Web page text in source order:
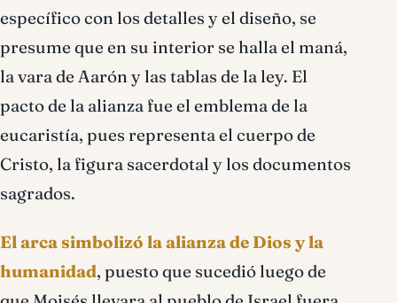
específico con los detalles y el diseño, se
presume que en su interior se halla el maná,
la vara de Aarón y las tablas de la ley. El
pacto de la alianza fue el emblema de la
eucaristía, pues representa el cuerpo de
Cristo, la figura sacerdotal y los documentos
sagrados.
El arca simbolizó la alianza de Dios y la
humanidad, puesto que sucedió luego de